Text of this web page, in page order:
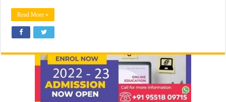
Read More »